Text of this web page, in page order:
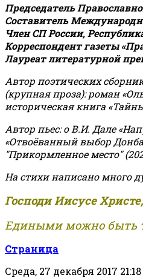
Председатель
Составитель
Член СП России,
Корреспондент газеты
Лауреат литературной
Автор поэтических
(крупная проза): роман
историческая книга
Автор пьес: о В.И. Дале
«Отвоёванный выбор
"Прикормленное место"
На стихи написано много
Господи Иисусе
Едиными можно быть
Страница
Среда, 27 декабря 2017 21:18